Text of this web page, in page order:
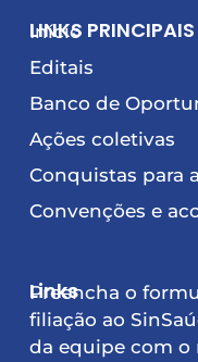
LINKS PRINCIPAIS
Início
Editais
Banco de
Ações coletivas
Conquistas para
Convenções e
Links
Preencha o
filiação ao
da equipe com o